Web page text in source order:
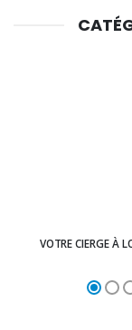
VOTRE CIERGE À